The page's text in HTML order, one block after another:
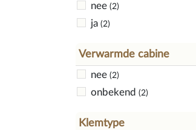
nee (2)
ja (2)
Verwarmde cabine
nee (2)
onbekend (2)
Klemtype